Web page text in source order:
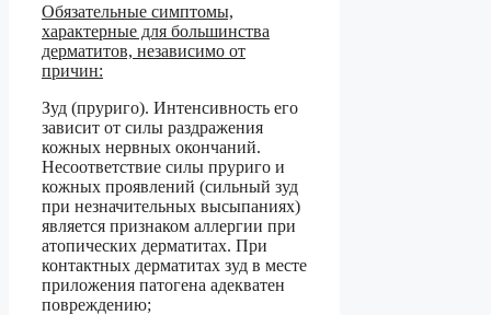
Обязательные симптомы,
характерные для большинства
дерматитов, независимо от
причин:
Зуд (пруриго). Интенсивность его
зависит от силы раздражения
кожных нервных окончаний.
Несоответствие силы пруриго и
кожных проявлений (сильный зуд
при незначительных высыпаниях)
является признаком аллергии при
атопических дерматитах. При
контактных дерматитах зуд в месте
приложения патогена адекватен
повреждению;